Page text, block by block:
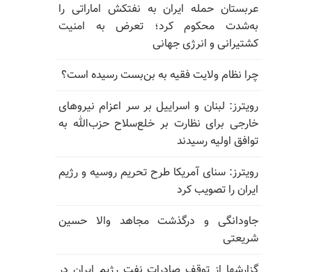
عربستان حمله ایران به نفتکش اماراتی را
به‌شدت محکوم کرد؛ تعرض به امنیت
کشتیرانی و انرژی جهانی
چرا نظام ولایت فقیه به بن‌بست رسیده است؟
رویترز: لبنان و اسراییل بر سر اعزام نیروهای
خارجی برای نظارت بر خلع‌سلاح حزب‌الله به
توافق اولیه رسیدند
رویترز: سنای آمریکا طرح تحریم روسیه و رژیم
ایران را تصویب کرد
جاودانگی و درگذشت مجاهد والا حسین
شریعتی